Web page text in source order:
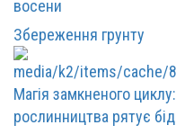
восени
Збереження грунту
Магія замкненого
рослинництва рятує